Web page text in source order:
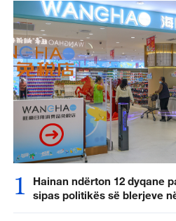
1
Hainan ndërton 12 dyqane
sipas politikës së blerjeve